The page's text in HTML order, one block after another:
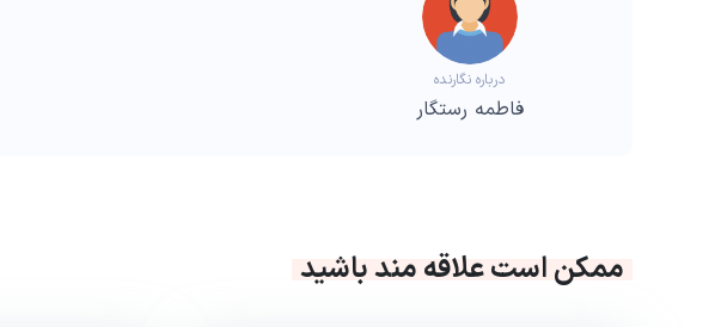
درباره نگارنده
فاطمه رستگار
ممکن است علاقه مند باشید